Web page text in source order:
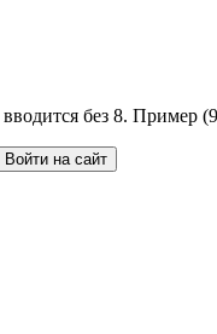
без 8. Пример
Войти на сайт